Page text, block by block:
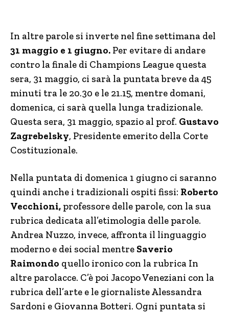
In altre parole si inverte nel fine settimana del
31 maggio e 1 giugno. Per evitare di andare
contro la finale di Champions League questa
sera, 31 maggio, ci sarà la puntata breve da 45
minuti tra le 20.30 e le 21.15, mentre domani,
domenica, ci sarà quella lunga tradizionale.
Questa sera, 31 maggio, spazio al prof. Gustavo
Zagrebelsky, Presidente emerito della Corte
Costituzionale.
Nella puntata di domenica 1 giugno ci saranno
quindi anche i tradizionali ospiti fissi: Roberto
Vecchioni, professore delle parole, con la sua
rubrica dedicata all’etimologia delle parole.
Andrea Nuzzo, invece, affronta il linguaggio
moderno e dei social mentre Saverio
Raimondo quello ironico con la rubrica In
altre parolacce. C’è poi Jacopo Veneziani con la
rubrica dell’arte e le giornaliste Alessandra
Sardoni e Giovanna Botteri. Ogni puntata si